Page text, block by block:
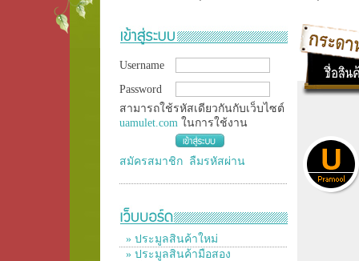
Username
Password
สามารถใช้รหัสเดียวกันกับเว็บไซต์
uamulet.com ในการใช้งาน
สมัครสมาชิก ลืมรหัสผ่าน
» ประมูลสินค้าใหม่
» ประมูลสินค้ามือสอง